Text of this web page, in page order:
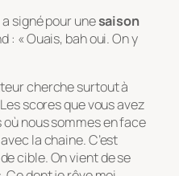
a signé pour unesaison
: « Ouais, bah oui. On y
cherche surtout à
scores que vous avez
nous sommes en face
la chaine. C’est
cible. On vient de se